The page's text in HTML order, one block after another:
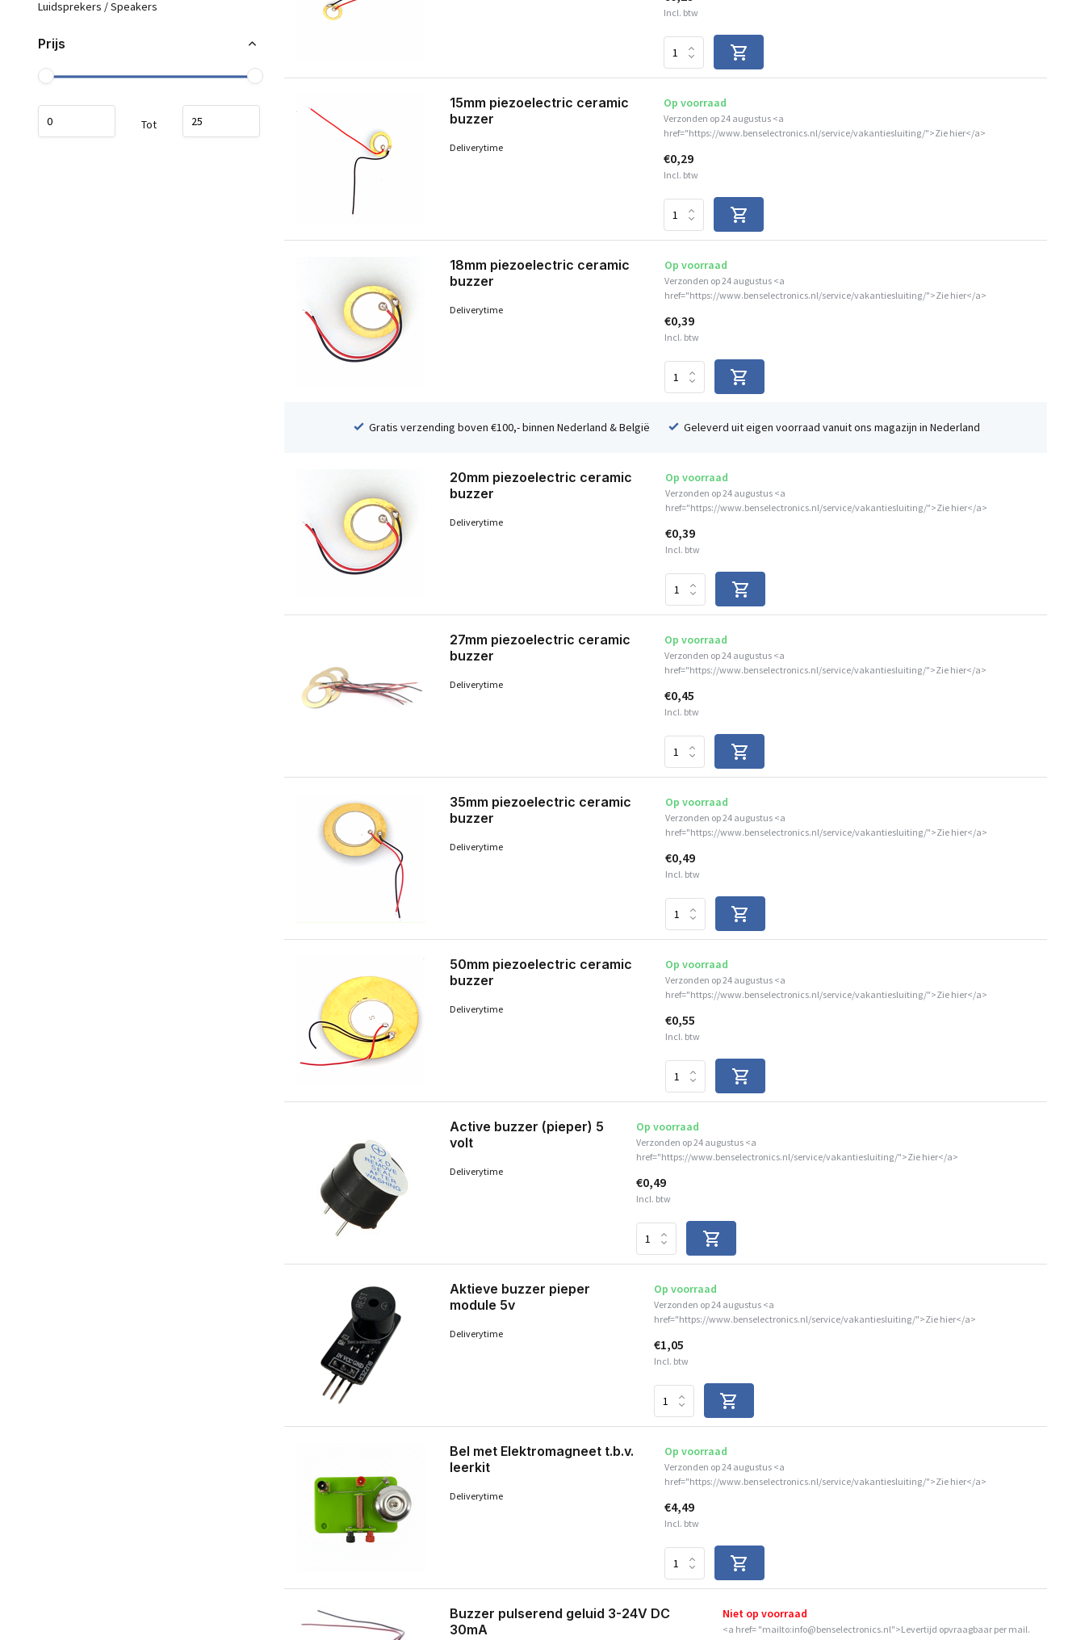
Luidsprekers / Speakers
Prijs
Tot
Incl. btw
15mm piezoelectric ceramic
buzzer
Deliverytime
Op voorraad
Verzonden op 24 augustus <a
href="https://www.benselectronics.nl/service/vakantiesluiting/">Zie hier</a>
€0,29
Incl. btw
18mm piezoelectric ceramic
buzzer
Deliverytime
Op voorraad
Verzonden op 24 augustus <a
href="https://www.benselectronics.nl/service/vakantiesluiting/">Zie hier</a>
€0,39
Incl. btw
Gratis verzending boven €100,- binnen Nederland & België Geleverd uit eigen voorraad vanuit ons magazijn in Nederland
20mm piezoelectric ceramic
buzzer
Deliverytime
Op voorraad
Verzonden op 24 augustus <a
href="https://www.benselectronics.nl/service/vakantiesluiting/">Zie hier</a>
€0,39
Incl. btw
27mm piezoelectric ceramic
buzzer
Deliverytime
Op voorraad
Verzonden op 24 augustus <a
href="https://www.benselectronics.nl/service/vakantiesluiting/">Zie hier</a>
€0,45
Incl. btw
35mm piezoelectric ceramic
buzzer
Deliverytime
Op voorraad
Verzonden op 24 augustus <a
href="https://www.benselectronics.nl/service/vakantiesluiting/">Zie hier</a>
€0,49
Incl. btw
50mm piezoelectric ceramic
buzzer
Deliverytime
Op voorraad
Verzonden op 24 augustus <a
href="https://www.benselectronics.nl/service/vakantiesluiting/">Zie hier</a>
€0,55
Incl. btw
Active buzzer (pieper) 5
volt
Deliverytime
Op voorraad
Verzonden op 24 augustus <a
href="https://www.benselectronics.nl/service/vakantiesluiting/">Zie hier</a>
€0,49
Incl. btw
Aktieve buzzer pieper
module 5v
Deliverytime
Op voorraad
Verzonden op 24 augustus <a
href="https://www.benselectronics.nl/service/vakantiesluiting/">Zie hier</a>
€1,05
Incl. btw
Bel met Elektromagneet t.b.v.
leerkit
Deliverytime
Op voorraad
Verzonden op 24 augustus <a
href="https://www.benselectronics.nl/service/vakantiesluiting/">Zie hier</a>
€4,49
Incl. btw
Buzzer pulserend geluid 3-24V DC
30mA
Niet op voorraad
<a href= "mailto:info@benselectronics.nl">Levertijd opvraagbaar per mail.